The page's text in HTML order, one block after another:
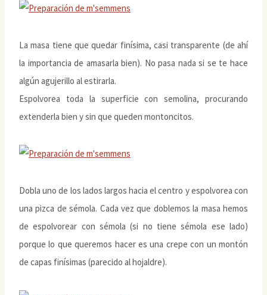
La masa tiene que quedar finísima, casi transparente (de ahí
la importancia de amasarla bien). No pasa nada si se te hace
algún agujerillo al estirarla.
Espolvorea toda la superficie con semolina, procurando
extenderla bien y sin que queden montoncitos.
Dobla uno de los lados largos hacia el centro y espolvorea con
una pizca de sémola. Cada vez que doblemos la masa hemos
de espolvorear con sémola (si no tiene sémola ese lado)
porque lo que queremos hacer es una crepe con un montón
de capas finísimas (parecido al hojaldre).